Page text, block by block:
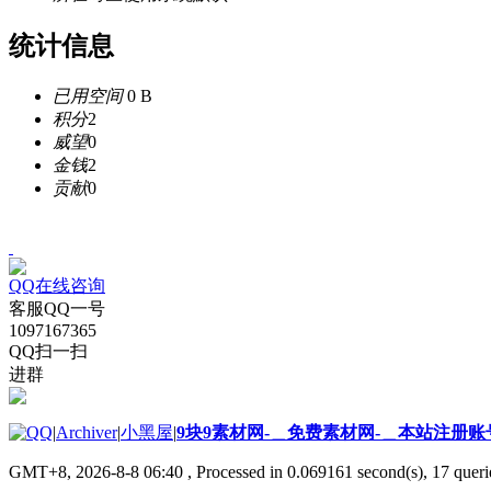
统计信息
已用空间0 B
积分2
威望0
金钱2
贡献0
QQ在线咨询
客服QQ一号
1097167365
QQ扫一扫
进群
|Archiver|小黑屋|9块9素材网-＿免费素材网-＿本站注册账
GMT+8, 2026-8-8 06:40 , Processed in 0.069161 second(s), 17